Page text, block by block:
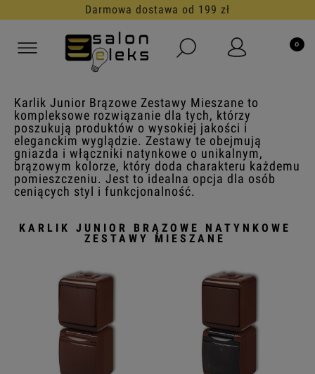
dostawa od 199 zł
Karlik Junior Brązowe Zestawy Mieszane to
kompleksowe rozwiązanie dla tych, którzy
poszukują produktów o wysokiej jakości i
eleganckim wyglądzie. Zestawy te obejmują
gniazda i włączniki natynkowe o unikalnym,
brązowym kolorze, który doda charakteru każdemu
pomieszczeniu. Jest to idealna opcja dla osób
ceniących styl i funkcjonalność.
KARLIK JUNIOR BRĄZOWE NATYNKOWE
ZESTAWY MIESZANE